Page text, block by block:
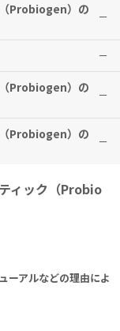
日へと導きます。
ください。
しており
Probiogen）の
後にお召し上がりく
てください。
本品を摂取する前に
Probiogen）の
じた際はただちに使
Probiogen）の
Blend) 100mg, Mo
Lemon Balm
Coagulans SC20
Meth
ィック（Probio
ーアルなどの理由によ